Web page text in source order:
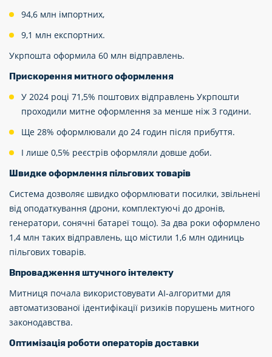
94,6 млн імпортних,
9,1 млн експортних.
Укрпошта оформила 60 млн відправлень.
Прискорення митного оформлення
У 2024 році 71,5% поштових відправлень Укрпошти
проходили митне оформлення за менше ніж 3 години.
Ще 28% оформлювали до 24 годин після прибуття.
І лише 0,5% реєстрів оформляли довше доби.
Швидке оформлення пільгових товарів
Система дозволяє швидко оформлювати посилки, звільнені
від оподаткування (дрони, комплектуючі до дронів,
генератори, сонячні батареї тощо). За два роки оформлено
1,4 млн таких відправлень, що містили 1,6 млн одиниць
пільгових товарів.
Впровадження штучного інтелекту
Митниця почала використовувати AI-алгоритми для
автоматизованої ідентифікації ризиків порушень митного
законодавства.
Оптимізація роботи операторів доставки